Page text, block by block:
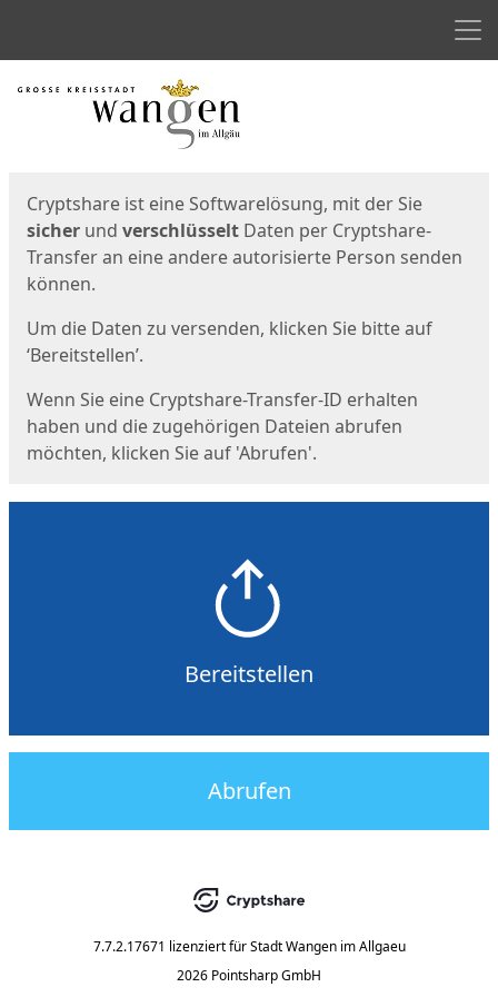
Start
Cryptshare ist eine Softwarelösung, mit der Sie
sicher und verschlüsselt Daten per Cryptshare-
Transfer an eine andere autorisierte Person senden
können.
Um die Daten zu versenden, klicken Sie bitte auf
‘Bereitstellen’.
Wenn Sie eine Cryptshare-Transfer-ID erhalten
haben und die zugehörigen Dateien abrufen
möchten, klicken Sie auf 'Abrufen'.
Bereitstellen
Abrufen
7.7.2.17671 lizenziert für Stadt Wangen im Allgaeu
2026 Pointsharp GmbH